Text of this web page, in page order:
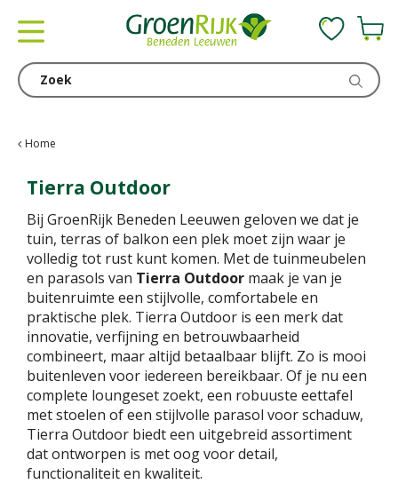
Home
Tierra Outdoor
Bij GroenRijk Beneden Leeuwen geloven we dat je
tuin, terras of balkon een plek moet zijn waar je
volledig tot rust kunt komen. Met de tuinmeubelen
en parasols van Tierra Outdoor maak je van je
buitenruimte een stijlvolle, comfortabele en
praktische plek. Tierra Outdoor is een merk dat
innovatie, verfijning en betrouwbaarheid
combineert, maar altijd betaalbaar blijft. Zo is mooi
buitenleven voor iedereen bereikbaar. Of je nu een
complete loungeset zoekt, een robuuste eettafel
met stoelen of een stijlvolle parasol voor schaduw,
Tierra Outdoor biedt een uitgebreid assortiment
dat ontworpen is met oog voor detail,
functionaliteit en kwaliteit.